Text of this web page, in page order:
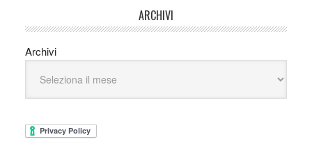
ARCHIVI
Archivi